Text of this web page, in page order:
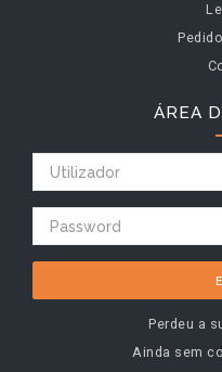
ÁREA
Perdeu a
Ainda sem